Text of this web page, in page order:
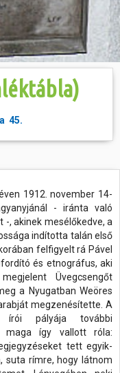
45.
1912. november 14-
- iránta való
, akinek mesélőkedve, a
indította talán első
felfigyelt rá Pável
és etnográfus, aki
Üvegcsengőt
a Nyugatban Weöres
megzenésítette. A
írói pályája további
maga így vallott róla:
tett egyik-
suta rímre, hogy látnom